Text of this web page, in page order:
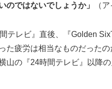
のではないでしょうか」
（
テレビ』直後、『Golden
た疲労は相当なものだった
山の『24時間テレビ』以降